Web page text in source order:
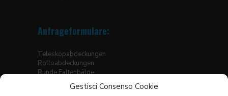
Gestisci Consenso Cookie
Anfrageformulare:
Teleskopabdeckungen
Rolloabdeckungen
Runde Faltenbälge
Eckige Faltenbälge, genäht
Faltenbälge für Hubtische